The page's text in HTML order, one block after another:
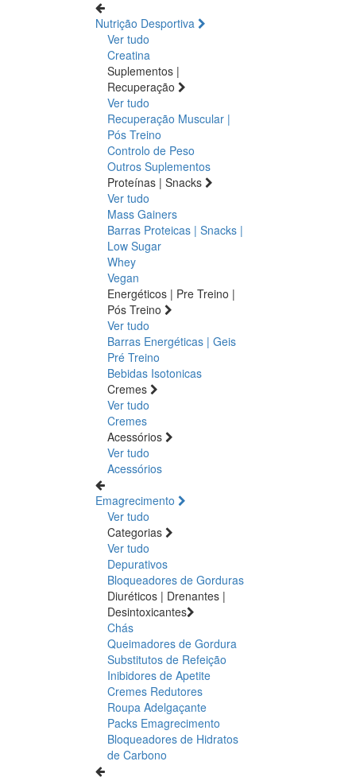
Nutrição Desportiva
Ver tudo
Creatina
Suplementos |
Recuperação
Ver tudo
Recuperação Muscular |
Pós Treino
Controlo de Peso
Outros Suplementos
Proteínas | Snacks
Ver tudo
Mass Gainers
Barras Proteicas | Snacks |
Low Sugar
Whey
Vegan
Energéticos | Pre Treino |
Pós Treino
Ver tudo
Barras Energéticas | Geis
Pré Treino
Bebidas Isotonicas
Cremes
Ver tudo
Cremes
Acessórios
Ver tudo
Acessórios
Emagrecimento
Ver tudo
Categorias
Ver tudo
Depurativos
Bloqueadores de Gorduras
Diuréticos | Drenantes |
Desintoxicantes
Chás
Queimadores de Gordura
Substitutos de Refeição
Inibidores de Apetite
Cremes Redutores
Roupa Adelgaçante
Packs Emagrecimento
Bloqueadores de Hidratos
de Carbono